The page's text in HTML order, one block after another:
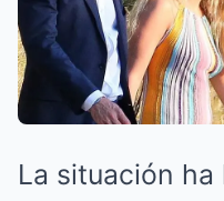
La situación